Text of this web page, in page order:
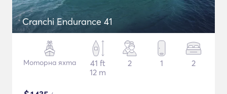
Cranchi Endurance 41
Моторна яхта
41 ft
12 m
2 1 2